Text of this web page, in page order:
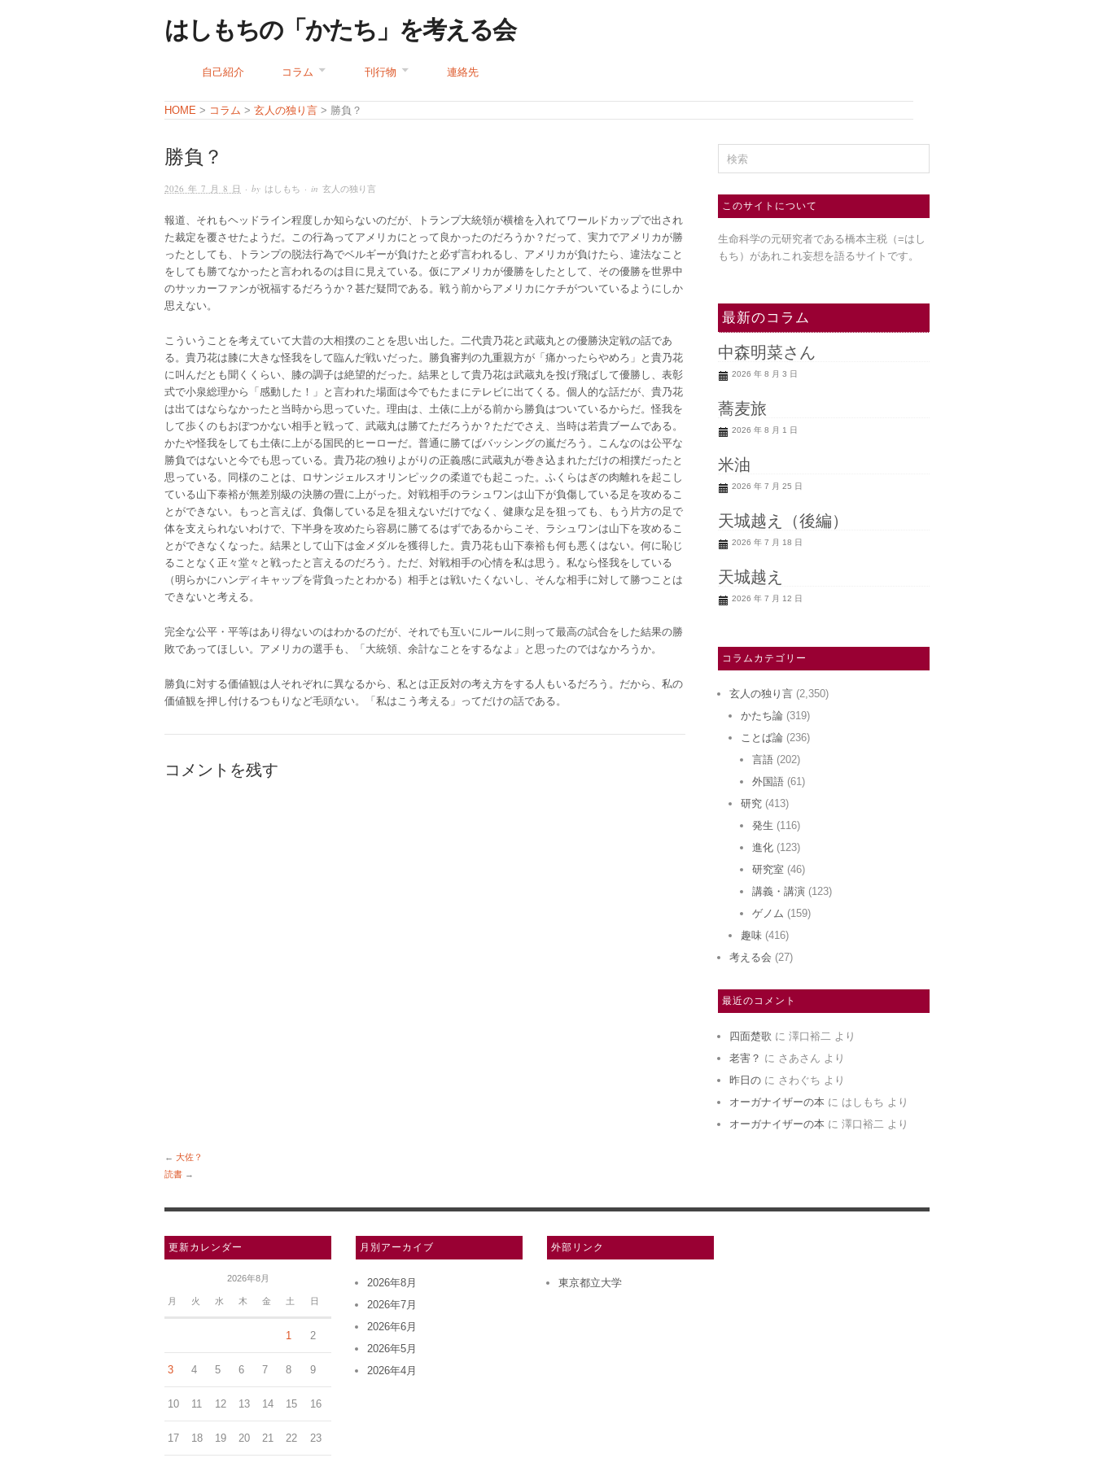
はしもちの「かたち」を考える会
自己紹介 コラム 刊行物 連絡先
HOME > コラム > 玄人の独り言 > 勝負？
勝負？
2026 年 7 月 8 日 · by はしもち · in 玄人の独り言
報道、それもヘッドライン程度しか知らないのだが、トランプ大統領が横槍を入れてワールドカップで出され
た裁定を覆させたようだ。この行為ってアメリカにとって良かったのだろうか？だって、実力でアメリカが勝
ったとしても、トランプの脱法行為でベルギーが負けたと必ず言われるし、アメリカが負けたら、違法なこと
をしても勝てなかったと言われるのは目に見えている。仮にアメリカが優勝をしたとして、その優勝を世界中
のサッカーファンが祝福するだろうか？甚だ疑問である。戦う前からアメリカにケチがついているようにしか
思えない。
こういうことを考えていて大昔の大相撲のことを思い出した。二代貴乃花と武蔵丸との優勝決定戦の話であ
る。貴乃花は膝に大きな怪我をして臨んだ戦いだった。勝負審判の九重親方が「痛かったらやめろ」と貴乃花
に叫んだとも聞くくらい、膝の調子は絶望的だった。結果として貴乃花は武蔵丸を投げ飛ばして優勝し、表彰
式で小泉総理から「感動した！」と言われた場面は今でもたまにテレビに出てくる。個人的な話だが、貴乃花
は出てはならなかったと当時から思っていた。理由は、土俵に上がる前から勝負はついているからだ。怪我を
して歩くのもおぼつかない相手と戦って、武蔵丸は勝てただろうか？ただでさえ、当時は若貴ブームである。
かたや怪我をしても土俵に上がる国民的ヒーローだ。普通に勝てばバッシングの嵐だろう。こんなのは公平な
勝負ではないと今でも思っている。貴乃花の独りよがりの正義感に武蔵丸が巻き込まれただけの相撲だったと
思っている。同様のことは、ロサンジェルスオリンピックの柔道でも起こった。ふくらはぎの肉離れを起こし
ている山下泰裕が無差別級の決勝の畳に上がった。対戦相手のラシュワンは山下が負傷している足を攻めるこ
とができない。もっと言えば、負傷している足を狙えないだけでなく、健康な足を狙っても、もう片方の足で
体を支えられないわけで、下半身を攻めたら容易に勝てるはずであるからこそ、ラシュワンは山下を攻めるこ
とができなくなった。結果として山下は金メダルを獲得した。貴乃花も山下泰裕も何も悪くはない。何に恥じ
ることなく正々堂々と戦ったと言えるのだろう。ただ、対戦相手の心情を私は思う。私なら怪我をしている
（明らかにハンディキャップを背負ったとわかる）相手とは戦いたくないし、そんな相手に対して勝つことは
できないと考える。
完全な公平・平等はあり得ないのはわかるのだが、それでも互いにルールに則って最高の試合をした結果の勝
敗であってほしい。アメリカの選手も、「大統領、余計なことをするなよ」と思ったのではなかろうか。
勝負に対する価値観は人それぞれに異なるから、私とは正反対の考え方をする人もいるだろう。だから、私の
価値観を押し付けるつもりなど毛頭ない。「私はこう考える」ってだけの話である。
コメントを残す
← 大佐？
読書 →
このサイトについて
生命科学の元研究者である橋本主税（=はし
もち） があれこれ妄想を語るサイトです。
最新のコラム
中森明菜さん
2026 年 8 月 3 日
蕎麦旅
2026 年 8 月 1 日
米油
2026 年 7 月 25 日
天城越え（後編）
2026 年 7 月 18 日
天城越え
2026 年 7 月 12 日
コラムカテゴリー
玄人の独り言 (2,350)
かたち論 (319)
ことば論 (236)
言語 (202)
外国語 (61)
研究 (413)
発生 (116)
進化 (123)
研究室 (46)
講義・講演 (123)
ゲノム (159)
趣味 (416)
考える会 (27)
最近のコメント
四面楚歌 に 澤口裕二 より
老害？ に さあさん より
昨日の に さわぐち より
オーガナイザーの本 に はしもち より
オーガナイザーの本 に 澤口裕二 より
更新カレンダー
2026年8月
月 火 水 木 金 土 日
1 2
3 4 5 6 7 8 9
10 11 12 13 14 15 16
17 18 19 20 21 22 23
月別アーカイブ
2026年8月
2026年7月
2026年6月
2026年5月
2026年4月
外部リンク
東京都立大学